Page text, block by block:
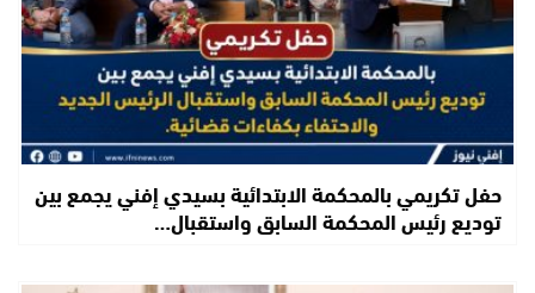
حفل تكريمي بالمحكمة الابتدائية بسيدي إفني يجمع بين
توديع رئيس المحكمة السابق واستقبال…